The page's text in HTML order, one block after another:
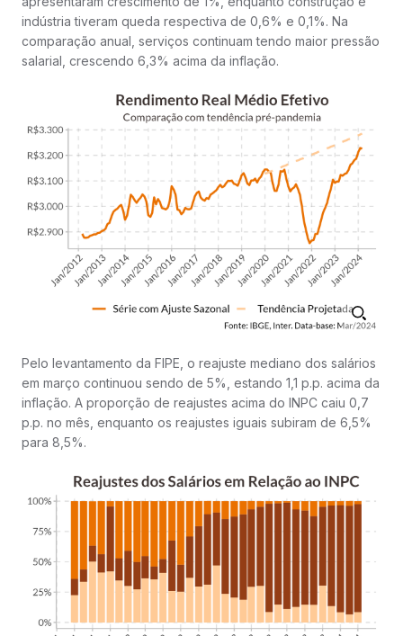
indústria tiveram queda respectiva de 0,6% e 0,1%. Na
comparação anual, serviços continuam tendo maior pressão
salarial, crescendo 6,3% acima da inflação.
Pelo levantamento da FIPE, o reajuste mediano dos salários
em março continuou sendo de 5%, estando 1,1 p.p. acima da
inflação. A proporção de reajustes acima do INPC caiu 0,7
p.p. no mês, enquanto os reajustes iguais subiram de 6,5%
para 8,5%.